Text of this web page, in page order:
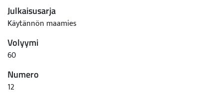
Julkaisusarja
Käytännön maamies
Volyymi
60
Numero
12